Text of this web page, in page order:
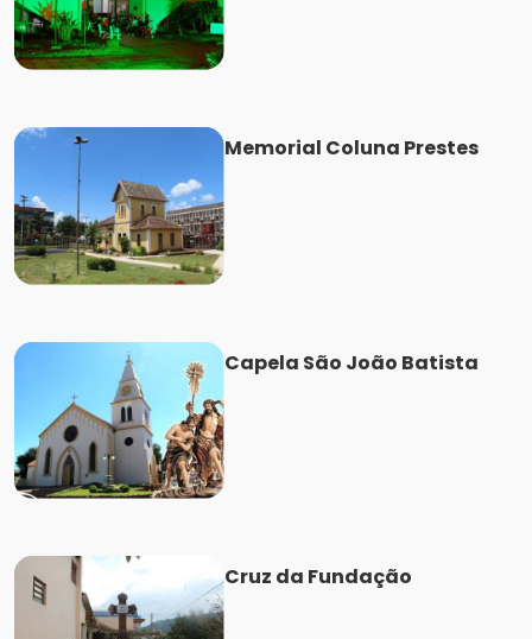
Memorial Coluna Prestes
Capela São João Batista
Cruz da Fundação